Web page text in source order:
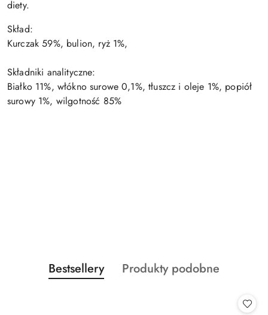
diety.
Skład:
Kurczak 59%, bulion, ryż 1%,
Składniki analityczne:
Białko 11%, włókno surowe 0,1%, tłuszcz i oleje 1%, popiół
surowy 1%, wilgotność 85%
Pomiń karuzelę produktów
Produkty
o
Bestsellery
Produkty
Produkty podobne